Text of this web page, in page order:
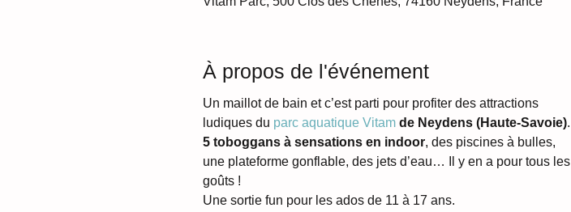
À propos de l'événement
Un maillot de bain et c’est parti pour profiter des attractions
ludiques du parc aquatique Vitam de Neydens (Haute-Savoie).
5 toboggans à sensations en indoor, des piscines à bulles,
une plateforme gonflable, des jets d’eau… Il y en a pour tous les
goûts !
Une sortie fun pour les ados de 11 à 17 ans.